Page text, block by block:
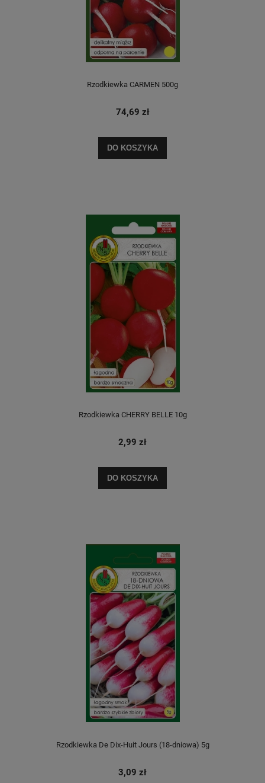
Rzodkiewka CARMEN 500g
74,69 zł
DO KOSZYKA
Rzodkiewka CHERRY BELLE 10g
2,99 zł
DO KOSZYKA
Rzodkiewka De Dix-Huit Jours (18-dniowa) 5g
3,09 zł